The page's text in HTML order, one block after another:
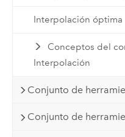
Interpolación óptima
Conceptos del
Interpolación
Conjunto de
Conjunto de